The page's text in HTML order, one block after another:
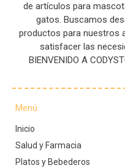
de artículos para
gatos. Buscamos
productos para nuestros
satisfacer las
BIENVENIDO A
Menú
Inicio
Salud y Farmacia
Platos y Bebederos